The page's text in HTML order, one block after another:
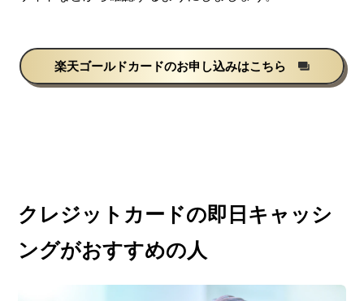
楽天ゴールドカードのお申し込みはこちら
クレジットカードの即日キャッシ
ングがおすすめの人